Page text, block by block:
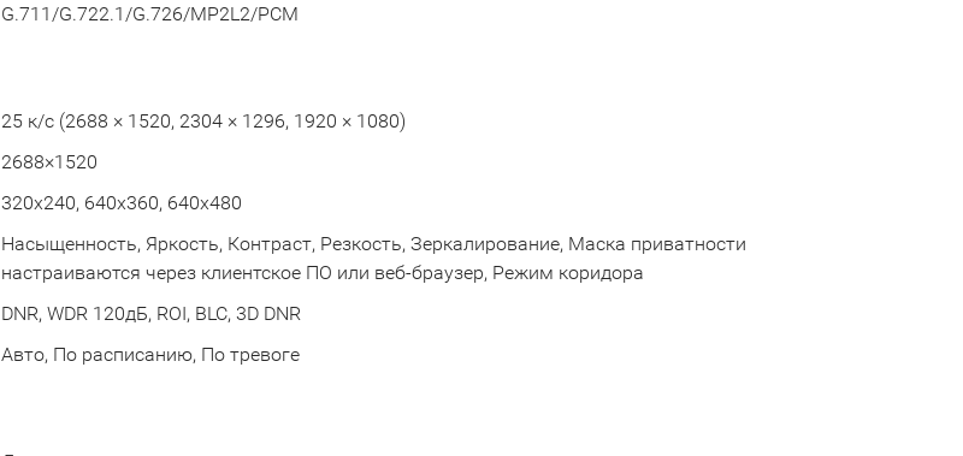
G.711/G.722.1/G.726/MP2L2/PCM
25 к/с (2688 × 1520, 2304 × 1296, 1920 × 1080)
2688×1520
320x240, 640x360, 640x480
Насыщенность, Яркость, Контраст, Резкость, Зеркалирование, Маска приватности
настраиваются через клиентское ПО или веб-браузер, Режим коридора
DNR, WDR 120дБ, ROI, BLC, 3D DNR
Авто, По расписанию, По тревоге